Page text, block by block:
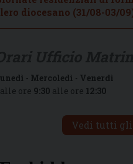
diocesano (31/08-03/
- Mercoledì - Venerdì
ore 9:30 alle ore 12:30
Vedi tutti